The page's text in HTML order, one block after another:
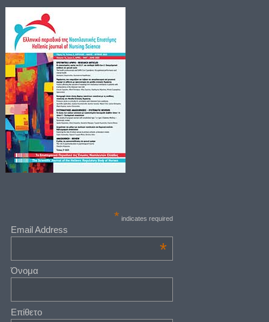
* indicates required
Email Address
*
Όνομα
Επίθετο